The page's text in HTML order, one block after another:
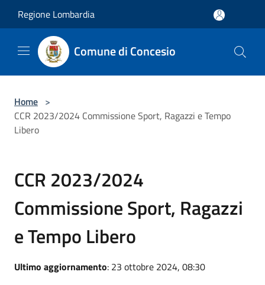
Regione Lombardia
Comune di Concesio
Home >
CCR 2023/2024 Commissione Sport, Ragazzi e Tempo
Libero
CCR 2023/2024
Commissione Sport, Ragazzi
e Tempo Libero
Ultimo aggiornamento: 23 ottobre 2024, 08:30